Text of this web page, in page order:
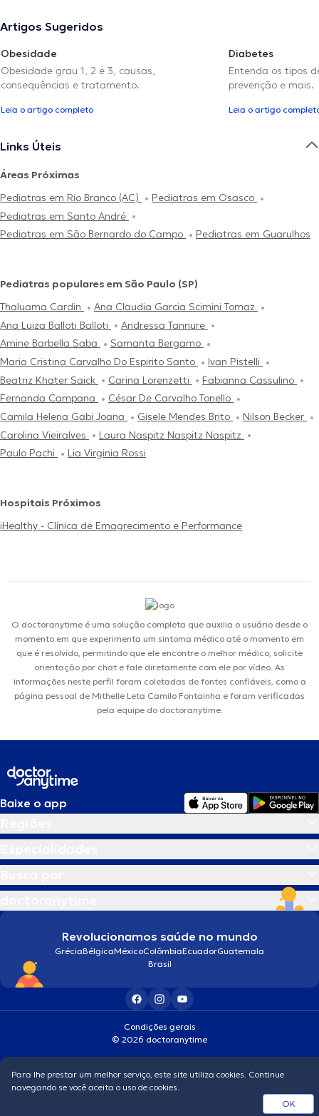
Artigos Sugeridos
Obesidade
Obesidade grau 1, 2 e 3, causas,
consequências e tratamento.
Leia o artigo completo
Diabetes
Entenda os tipos
prevenção e mais.
Leia o artigo
Links Úteis
Áreas Próximas
Pediatras em Rio Branco (AC)
Pediatras em Osasco
Pediatras em Santo André
Pediatras em São Bernardo do Campo
Pediatras em Guarulhos
Pediatras populares em São Paulo (SP)
Thaluama Cardin
Ana Claudia Garcia Scimini Tomaz
Ana Luiza Balloti Balloti
Andressa Tannure
Amine Barbella Saba
Samanta Bergamo
Maria Cristina Carvalho Do Espirito Santo
Ivan Pistelli
Beatriz Khater Saick
Carina Lorenzetti
Fabianna Cassulino
Fernanda Campana
César De Carvalho Tonello
Camila Helena Gabi Joana
Gisele Mendes Brito
Nilson Becker
Carolina Vieiralves
Laura Naspitz Naspitz Naspitz
Paulo Pachi
Lia Virginia Rossi
Hospitais Próximos
iHealthy - Clínica de Emagrecimento e Performance
O doctoranytime é uma solução completa que auxilia o usuário desde o
momento em que experimenta um sintoma médico até o momento em
que é resolvido, permitindo que ele encontre o melhor médico, solicite
orientação por chat e fale diretamente com ele por vídeo. As
informações neste perfil foram coletadas de fontes confiáveis, como a
página pessoal de Mithelle Leta Camilo Fontainha e foram verificadas
pela equipe do doctoranytime.
Baixe o app
Revolucionamos saúde no mundo
GréciaBélgicaMéxicoColômbiaEcuadorGuatemala
Brasil
Condições gerais
© 2026 doctoranytime
Para lhe prestar um melhor serviço, este site utiliza cookies. Continue
navegando se você aceita o uso de cookies.
OK